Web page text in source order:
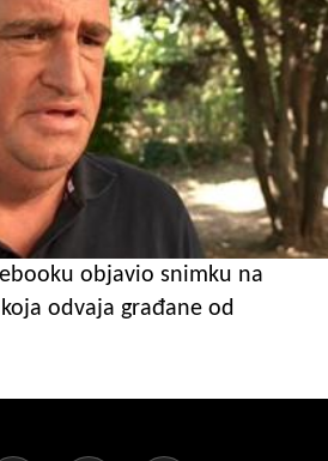
objavio snimku na
odvaja građane od